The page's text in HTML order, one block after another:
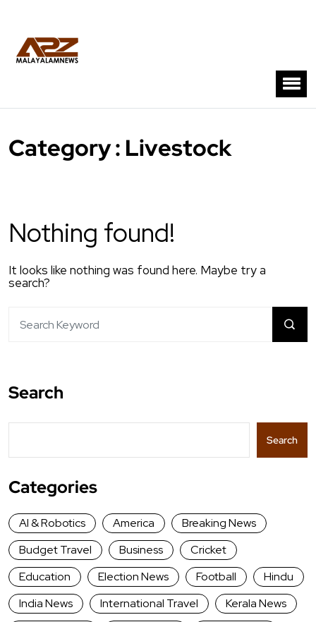
Category : Livestock
Nothing found!
It looks like nothing was found here. Maybe try a
search?
Search
Search
Categories
AI & Robotics America
Breaking News
Budget Travel
Business
Cricket
Education
Election News Football
Hindu
India News
International Travel
Kerala News